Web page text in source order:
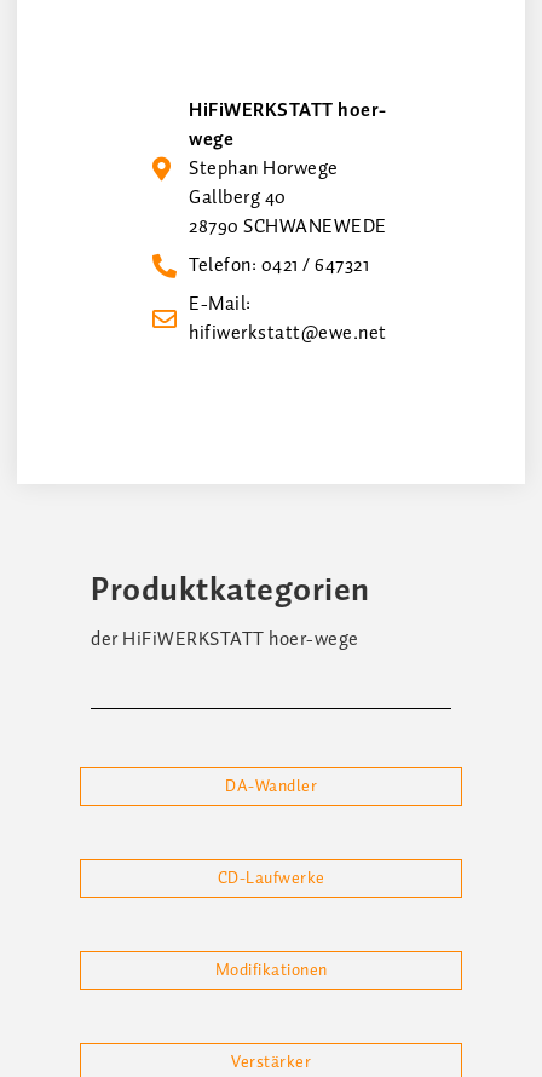
HiFiWERKSTATT hoer-
wege
Stephan Horwege
Gallberg 40
28790 SCHWANEWEDE
Telefon: 0421 / 647321
E-Mail:
hifiwerkstatt@ewe.net
Produktkategorien
der HiFiWERKSTATT hoer-wege
DA-Wandler
CD-Laufwerke
Modifikationen
Verstärker